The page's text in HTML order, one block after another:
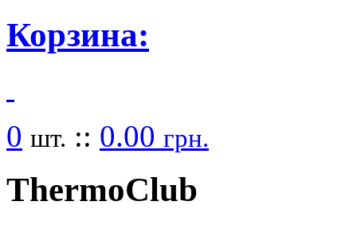
Корзина:
0 шт. :: 0.00 грн.
ThermoClub